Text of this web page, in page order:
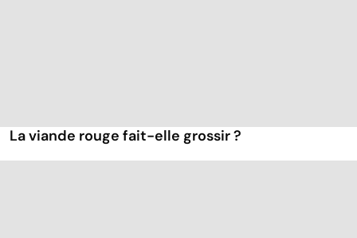
La viande rouge fait-elle grossir ?